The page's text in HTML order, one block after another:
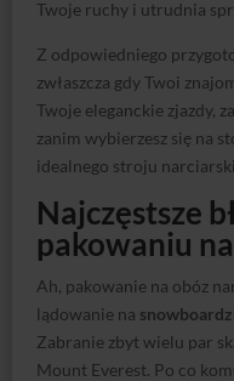
Twoje ruchy i utrudnia
Z odpowiedniego
zwłaszcza gdy Twoi
Twoje eleganckie zjazdy,
zanim wybierzesz się na
idealnego stroju
Najczęstsze
pakowaniu
Ah, pakowanie na obóz
lądowanie na
Zabranie zbyt wielu par
Mount Everest. Po co